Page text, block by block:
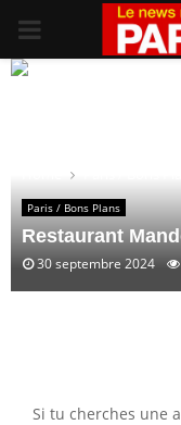
PRIMARY
MENU
Paris / Bons Plans
Restaurant
30 septembre 2024
Si tu cherches une